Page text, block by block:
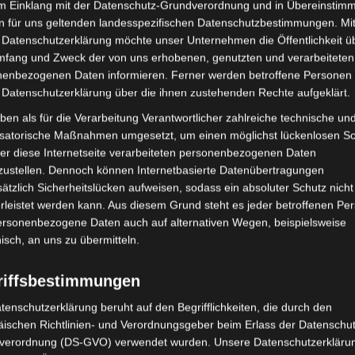
–
2026
CET
Herbstbeginn: Der Herbst als eine der vier
Jahreszeiten ist die Jahreszeit zwischen Sommer
2026
23:59 CET
Einklang mit der Datenschutz-Grundverordnung und in
für uns geltenden landesspezifischen Datenschutzbestimmungen.
möchte unser Unternehmen die Öffentlichkeit
und Zweck der von uns erhobenen, genutzten und verarbeiteten
Daten informieren. Ferner werden betroffene Personen
über die ihnen zustehenden Rechte aufgeklärt.
als für die Verarbeitung Verantwortlicher zahlreiche technische und
Maßnahmen umgesetzt, um einen möglichst lückenlosen
diese Internetseite verarbeiteten personenbezogenen Daten
Dennoch können Internetbasierte Datenübertragungen
Sicherheitslücken aufweisen, sodass ein absoluter Schutz nicht
werden kann. Aus diesem Grund steht es jeder betroffenen
Daten auch auf alternativen Wegen, beispielsweise
an uns zu übermitteln.
beruht auf den Begrifflichkeiten, die durch den
Richtlinien- und Verordnungsgeber beim Erlass der
(DS-GVO) verwendet wurden. Unsere